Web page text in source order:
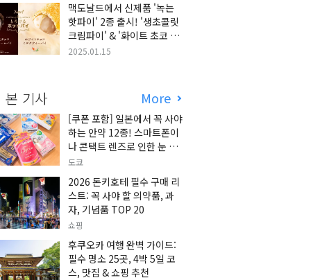
맥도날드에서 신제품 '녹는
핫파이' 2종 출시! '생초콜릿
크림파이' & '화이트 초코 밀
크티 파이' 출시!
2025.01.15
본 기사 More
[쿠폰 포함] 일본에서 꼭 사야
하는 안약 12종! 스마트폰이
나 콘택트 렌즈로 인한 눈 피
로에 최적!
도쿄
2026 돈키호테 필수 구매 리
스트: 꼭 사야 할 의약품, 과
자, 기념품 TOP 20
쇼핑
후쿠오카 여행 완벽 가이드:
필수 명소 25곳, 4박 5일 코
스, 맛집 & 쇼핑 추천